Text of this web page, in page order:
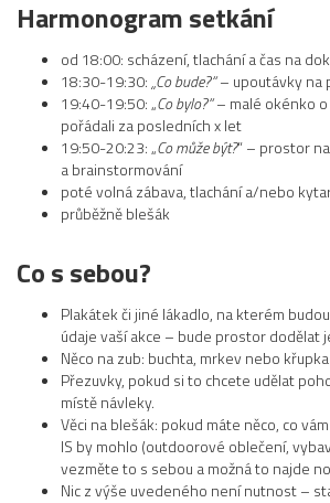
Harmonogram setkání
od 18:00: scházení, tlachání a čas na
18:30-19:30: „Co bude?“– upoutávky na
19:40-19:50: „Co bylo?“– malé okénko
pořádali za posledních x let
19:50-20:23: „Co může být?“ – prostor
a brainstormování
poté volná zábava, tlachání a/nebo
průběžně blešák
Co s sebou?
Plakátek či jiné lákadlo, na kterém
údaje vaší akce – bude prostor dodělat
Něco na zub: buchta, mrkev nebo křupka.
Přezuvky, pokud si to chcete udělat
místě návleky.
Věci na blešák: pokud máte něco, co
IS by mohlo (outdoorové oblečení,
vezměte to s sebou a možná to najde
Nic z výše uvedeného není nutnost –